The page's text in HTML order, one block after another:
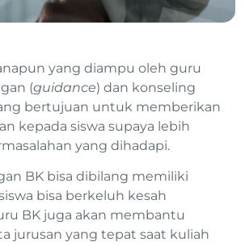
yang diampu oleh guru
(guidance) dan konseling
bertujuan untuk memberikan
kepada siswa supaya lebih
yang dihadapi.
BK bisa dibilang memiliki
bisa berkeluh kesah
BK juga akan membantu
jurusan yang tepat saat kuliah